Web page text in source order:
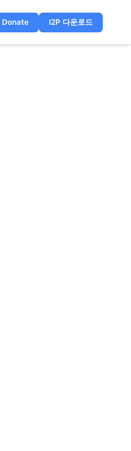
Donate I2P 다운로드